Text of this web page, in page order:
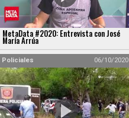
MetaData #2020: Entrevista con José
María Arrúa
Policiales 06/10/2020